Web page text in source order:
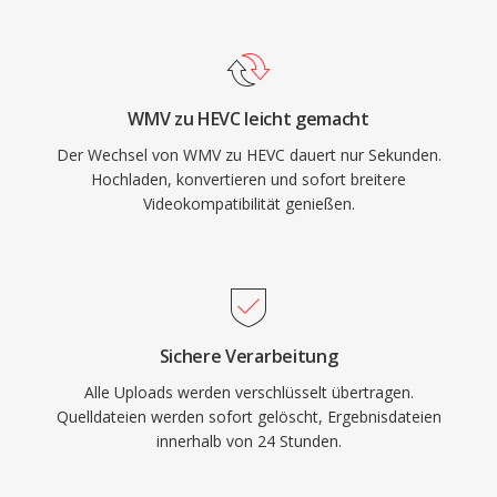
Media-Ökosystem gebunden sind.
bandbreitenbeschränkte Kanäle ermöglicht,
Ueberwachungsanwendungen. Apple übernahm
HEVC als Standard-Aufnahmeformat für iOS-
Geräte ab iOS 11 und erweiterte damit die
Verbraucherreichweite enorm. Trotz
Patentlizenzierungslandschaft das Interesse an
Rundfunkinfrastruktur und
Unterhaltungselektronik verankert ist.
WMV zu HEVC leicht gemacht
Der Wechsel von WMV zu HEVC dauert nur Sekunden.
Hochladen, konvertieren und sofort breitere
Videokompatibilität genießen.
Sichere Verarbeitung
Alle Uploads werden verschlüsselt übertragen.
Quelldateien werden sofort gelöscht, Ergebnisdateien
innerhalb von 24 Stunden.